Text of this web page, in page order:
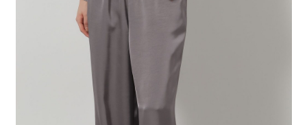
1.本服務係由「台灣大哥大股份有限公司」（以下簡稱本公司）所提供，讓
用戶於交易時，得透過本服務購買商品或服務，並由商店將買賣／分期付款
買賣價金債權讓與本公司後，依約使用本公司帳單繳交帳款。
2.基於同意付款使用「大哥付你分期」之契約關係目的，商店將以您的個人
資料（包含姓名、電話或地址）提供予台灣大哥大進項蒐集、處理及利用，
由本公司與您本人進行分期帳單所需資料之確認、核對及更正。
3.完整用戶服務條款，請詳閱以下連結：
https://oppay.tw/userRule
３．收到繳費通知簡訊後14天內，點擊此簡訊中的連結，可透過四大超商／
ATM／網路銀行／等多元方式進行付款，方視為交易完成。
※ 請注意：結帳手續完成當下不需立刻繳費，但若您需要取消訂單，請聯絡
購買商品的店家。未經商家同意取消之訂單仍視為有效，需透過AFTEE先享
※ 交易是否成功請以「AFTEE先享後付 」之結帳頁面顯示為準，若有關於
是否繳費成功／繳費後需取消欲退款等相關疑問，請聯繫「AFTEE先享後付
https://netprotections.freshdesk.com/support/home
每筆NT$80，滿NT$1,500(含以上)免運費
每筆NT$80，滿NT$1,500(含以上)免運費
每筆NT$80，滿NT$1,500(含以上)免運費